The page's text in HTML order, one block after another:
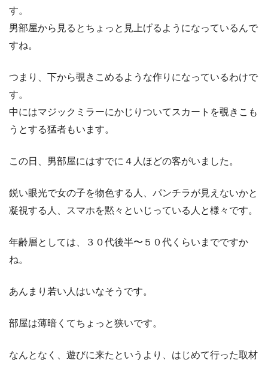
す。
男部屋から見るとちょっと見上げるようになっているんで
すね。
つまり、下から覗きこめるような作りになっているわけで
す。
中にはマジックミラーにかじりついてスカートを覗きこも
うとする猛者もいます。
この日、男部屋にはすでに４人ほどの客がいました。
鋭い眼光で女の子を物色する人、パンチラが見えないかと
凝視する人、スマホを黙々といじっている人と様々です。
年齢層としては、３０代後半〜５０代くらいまでですか
ね。
あんまり若い人はいなそうです。
部屋は薄暗くてちょっと狭いです。
なんとなく、遊びに来たというより、はじめて行った取材